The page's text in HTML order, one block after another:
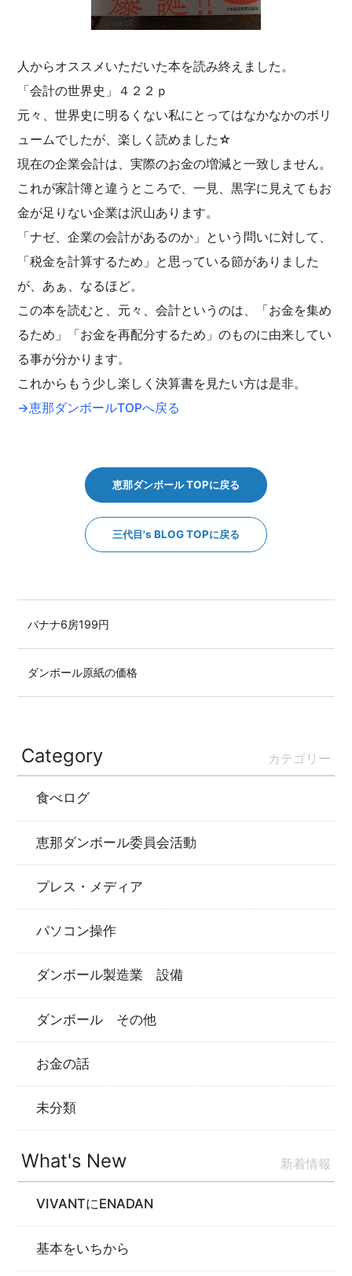
人からオススメいただいた本を読み終えました。
「会計の世界史」４２２ｐ
元々、世界史に明るくない私にとってはなかなかのボリ
ュームでしたが、楽しく読めました☆
現在の企業会計は、実際のお金の増減と一致しません。
これが家計簿と違うところで、一見、黒字に見えてもお
金が足りない企業は沢山あります。
「ナゼ、企業の会計があるのか」という問いに対して、
「税金を計算するため」と思っている節がありました
が、あぁ、なるほど。
この本を読むと、元々、会計というのは、「お金を集め
るため」「お金を再配分するため」のものに由来してい
る事が分かります。
これからもう少し楽しく決算書を見たい方は是非。
→恵那ダンボールTOPへ戻る
恵那ダンボール TOPに戻る
三代目's BLOG TOPに戻る
バナナ6房199円
ダンボール原紙の価格
Category カテゴリー
食べログ
恵那ダンボール委員会活動
プレス・メディア
パソコン操作
ダンボール製造業 設備
ダンボール その他
お金の話
未分類
What's New 新着情報
VIVANTにENADAN
基本をいちから